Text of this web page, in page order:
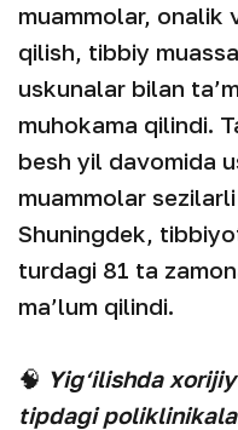
muammolar, onalik
qilish, tibbiy
uskunalar bilan
muhokama qilindi.
besh yil davomida
muammolar
Shuningdek,
turdagi 81 ta
ma’lum qilindi.
🧠 Yig‘ilishda
tipdagi